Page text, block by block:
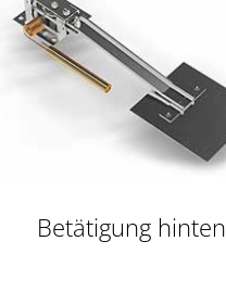
Betätigung hinten